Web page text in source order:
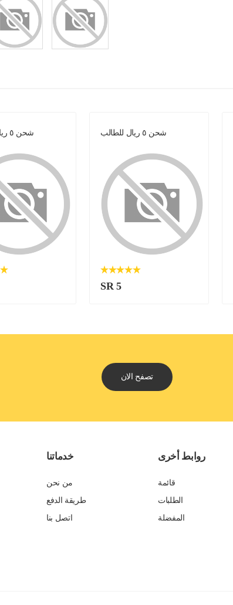
شحن ٥ ريال للطالب شحن ٥ ريال للطالب
SR 5
تصفح الان
خدماتنا
من نحن
طريقة الدفع
اتصل بنا
روابط أخرى
قائمة
الطلبات
المفضلة